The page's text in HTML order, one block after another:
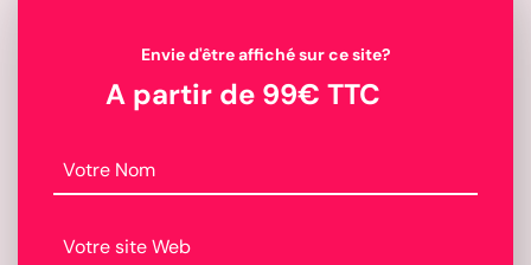
Envie d'être affiché sur ce site?
A partir de 99€ TTC